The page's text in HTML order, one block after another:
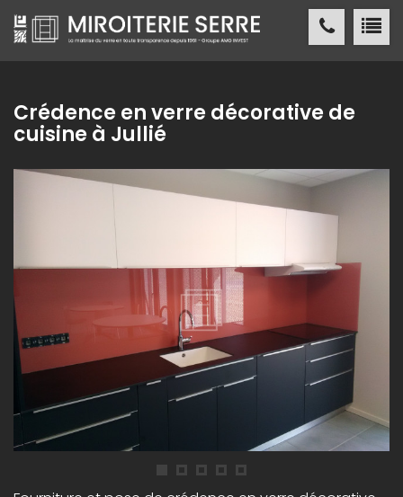
Miroiterie SERRE Création métallique
MIROITERIE SERRE
NOS RÉALISATIONS
ACTUALITÉS/ PRESSE
CONTACT
Crédence en verre décorative de
cuisine à Jullié